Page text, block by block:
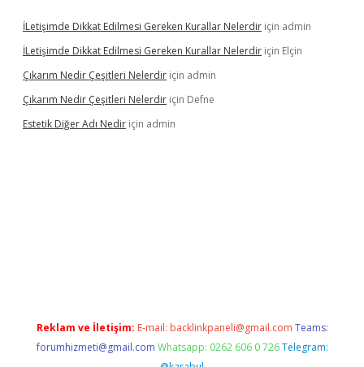
İLetişimde Dikkat Edilmesi Gereken Kurallar Nelerdir için admin
İLetişimde Dikkat Edilmesi Gereken Kurallar Nelerdir için Elçin
Çıkarım Nedir Çeşitleri Nelerdir için admin
Çıkarım Nedir Çeşitleri Nelerdir için Defne
Estetik Diğer Adı Nedir için admin
Reklam ve İletişim: E-mail: backlinkpaneli@gmail.com Teams:
forumhizmeti@gmail.com Whatsapp: 0262 606 0 726 Telegram: